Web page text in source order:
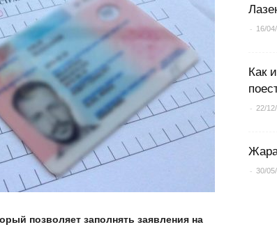
позволяет заполнять заявления на
- 16/
Как
- 22/
- 30/